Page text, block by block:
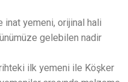
yemeni, orijinal hali
gelebilen nadir
ilk yemeni ile Köşker